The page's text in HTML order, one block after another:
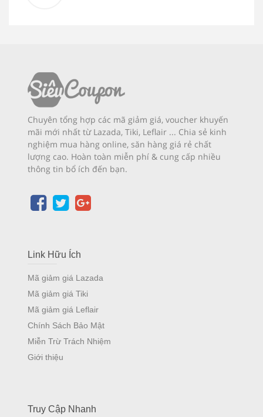
Chuyên tổng hợp các mã giảm giá, voucher khuyến
mãi mới nhất từ Lazada, Tiki, Leflair ... Chia sẻ kinh
nghiệm mua hàng online, săn hàng giá rẻ chất
lượng cao. Hoàn toàn miễn phí & cung cấp nhiều
thông tin bổ ích đến bạn.
Link Hữu Ích
Mã giảm giá Lazada
Mã giảm giá Tiki
Mã giảm giá Leflair
Chính Sách Bảo Mật
Miễn Trừ Trách Nhiệm
Giới thiệu
Truy Cập Nhanh